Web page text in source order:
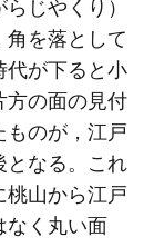
らじやくり）
を落として
代が下ると小
方の面の見付
ものが，江戸
となる。これ
桃山から江戸
なく丸い面